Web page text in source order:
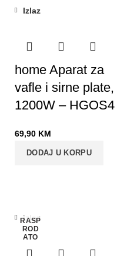
Izlaz
home Aparat za
vafle i sirne plate,
1200W – HGOS4
69,90 KM
DODAJ U KORPU
RASP
ROD
ATO
Izlaz